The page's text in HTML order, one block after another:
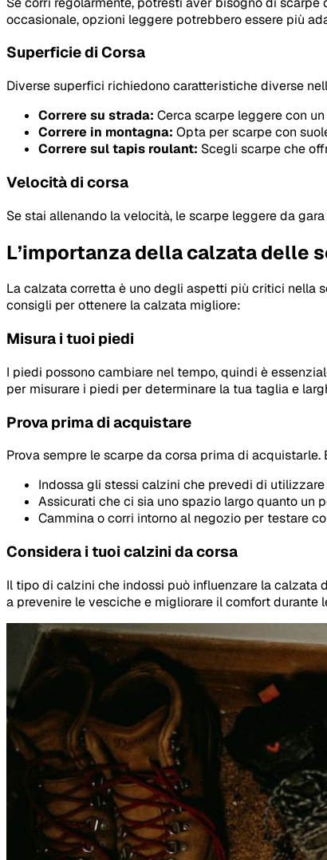
occasionale, opzioni leggere potrebbero essere più
Superficie di Corsa
Diverse superfici richiedono caratteristiche diverse
Correre su strada: Cerca scarpe leggere con
Correre in montagna: Opta per scarpe con
Correre sul tapis roulant: Scegli scarpe che
Velocità di corsa
Se stai allenando la velocità, le scarpe leggere da
L’importanza della calzata delle
La calzata corretta è uno degli aspetti più critici nella
consigli per ottenere la calzata migliore:
Misura i tuoi piedi
I piedi possono cambiare nel tempo, quindi è
per misurare i piedi per determinare la tua taglia e
Prova prima di acquistare
Prova sempre le scarpe da corsa prima di
Indossa gli stessi calzini che prevedi di utilizzare
Assicurati che ci sia uno spazio largo quanto un
Cammina o corri intorno al negozio per testare
Considera i tuoi calzini da corsa
Il tipo di calzini che indossi può influenzare la calzata
a prevenire le vesciche e migliorare il comfort durante